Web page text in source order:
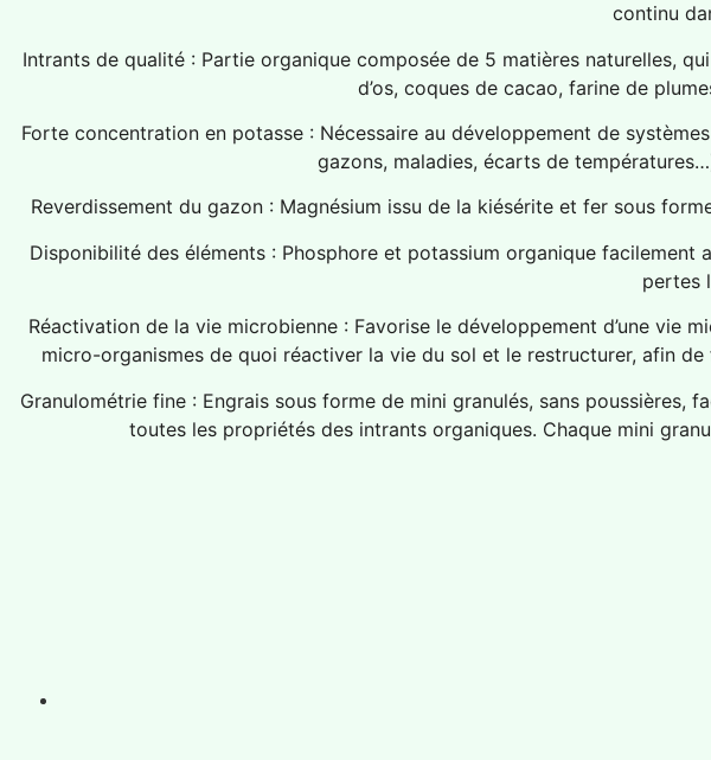
continu
Intrants de qualité : Partie organique composée de 5 matières naturelles,
d’os, coques de cacao, farine de
Forte concentration en potasse : Nécessaire au développement de
gazons, maladies, écarts de
Reverdissement du gazon : Magnésium issu de la kiésérite et fer sous
Disponibilité des éléments : Phosphore et potassium organique
pertes
Réactivation de la vie microbienne : Favorise le développement d’une vie
micro-organismes de quoi réactiver la vie du sol et le restructurer, afin
Granulométrie fine : Engrais sous forme de mini granulés, sans
toutes les propriétés des intrants organiques. Chaque mini